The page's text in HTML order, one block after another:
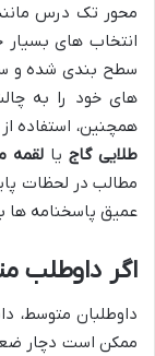
محور تک درس
انتخاب های بسیار
سطح بندی شده و
های خود را به
همچنین، استفاده
طلایی گاج یالقمه
مطالب در لحظات
عمیق پاسخنامه ها
اگر داوطلب
داوطلبان متوسط،
ممکن است دچار